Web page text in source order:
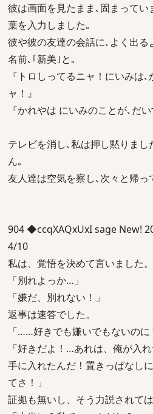
彼は画面を見たまま､固まって
葉を入力しました｡
彼や彼の友達の会話に､よく出
名前､｢新美｣と｡
『トロしってるニャ！にいみは
ャ！』
『かれやは にいみのことが､だ
テレビを消し､私は押し黙りま
ん｡
友人達は空気を察し､次々と帰っ
904 ◆ccqXAQxUxI sage New!
4/10
私は、覚悟を決めて言いました。
「別れよっか…」
「嫌だ、別れない！」
返事は速答でした。
「……好きでも嫌いでもないのに
「好きだよ！…あれは、俺が入
手に入れたんだ！置きっぱなし
てさ！」
証拠も無いし、そう力説されて